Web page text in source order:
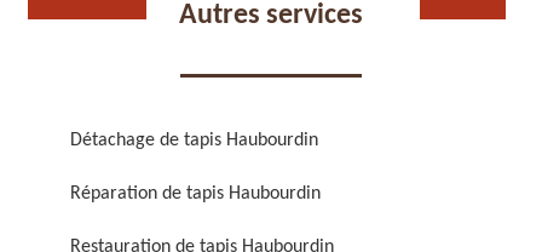
chaise et siège 59
Autres services
Détachage de tapis Haubourdin
Réparation de tapis Haubourdin
Restauration de tapis Haubourdin